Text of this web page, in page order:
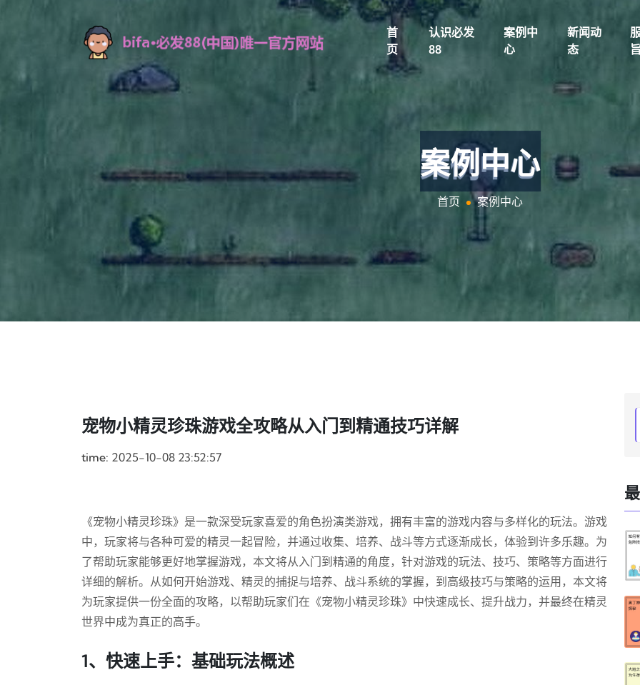
首
页
认识必发
88
案例中
心
新闻动
态
旨
案例中心
首页 案例中心
宠物小精灵珍珠游戏全攻略从入门到精通技巧详解
time: 2025-10-08 23:52:57
《宠物小精灵珍珠》是一款深受玩家喜爱的角色扮演类游戏，拥有丰富的游戏内容与多样化的玩法。游戏
中，玩家将与各种可爱的精灵一起冒险，并通过收集、培养、战斗等方式逐渐成长，体验到许多乐趣。为
了帮助玩家能够更好地掌握游戏，本文将从入门到精通的角度，针对游戏的玩法、技巧、策略等方面进行
详细的解析。从如何开始游戏、精灵的捕捉与培养、战斗系统的掌握，到高级技巧与策略的运用，本文将
为玩家提供一份全面的攻略，以帮助玩家们在《宠物小精灵珍珠》中快速成长、提升战力，并最终在精灵
世界中成为真正的高手。
1、快速上手：基础玩法概述